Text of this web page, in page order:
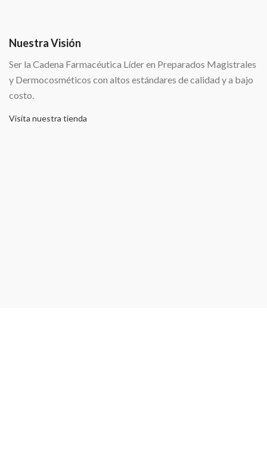
Nuestra Visión
Ser la Cadena Farmacéutica Líder en Preparados Magistrales
y Dermocosméticos con altos estándares de calidad y a bajo
costo.
Visita nuestra tienda